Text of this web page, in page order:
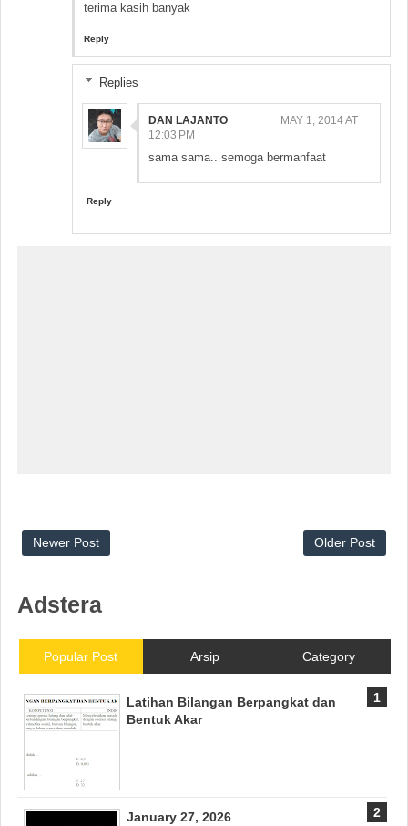
terima kasih banyak
Reply
Replies
DAN LAJANTO
MAY 1, 2014 AT
12:03 PM
sama sama.. semoga bermanfaat
Reply
Newer Post Older Post
Adstera
Popular Post Arsip Category
Latihan Bilangan Berpangkat dan
Bentuk Akar
January 27, 2026